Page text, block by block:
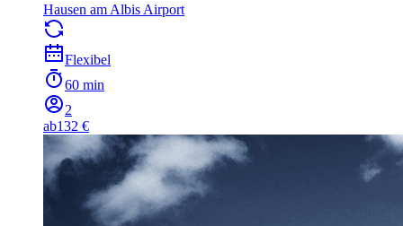
Hausen am Albis Airport
Flexibel
60 min
2
ab132 €